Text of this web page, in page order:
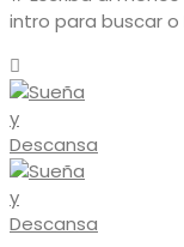
intro para buscar o